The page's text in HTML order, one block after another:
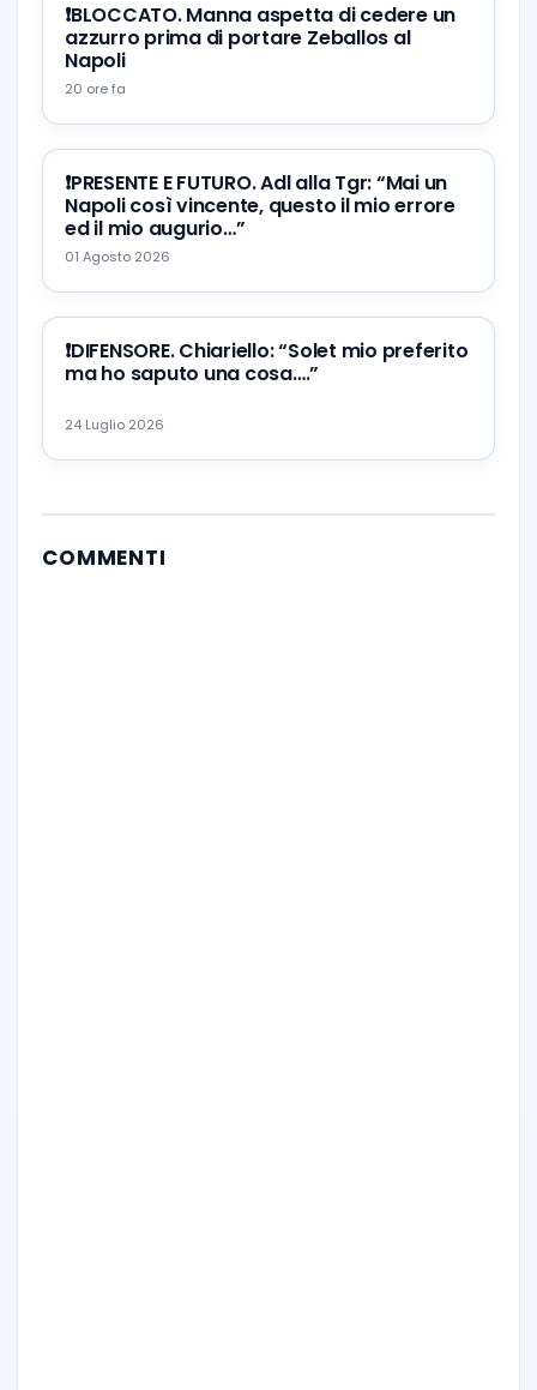
❗️BLOCCATO. Manna aspetta di cedere un
azzurro prima di portare Zeballos al
Napoli
20 ore fa
❗️PRESENTE E FUTURO. Adl alla Tgr: “Mai un
Napoli così vincente, questo il mio errore
ed il mio augurio…”
01 Agosto 2026
❗️DIFENSORE. Chiariello: “Solet mio preferito
ma ho saputo una cosa….”
24 Luglio 2026
COMMENTI